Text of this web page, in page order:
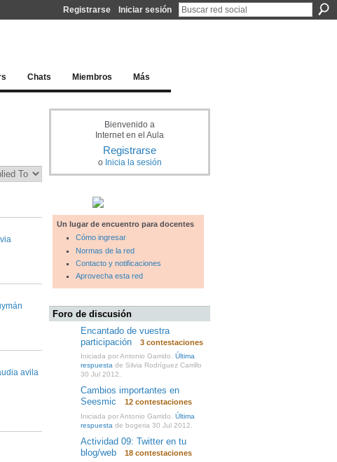
Registrarse Iniciar sesión
Chats Miembros Más
avila
Bienvenido a
Internet en el Aula
Registrarse
o Inicia la sesión
Un lugar de encuentro para docentes
Cómo ingresar
Normas de la red
Contacto y notificaciones
Aprovecha esta red
Foro de discusión
Encantado de vuestra
participación
3 contestaciones
Iniciada por Antonio Garrido. Última
respuesta de Silvia Rodríguez Carrillo
30 Jul 2012.
Cambios importantes en
Seesmic
12 contestaciones
Iniciada por Antonio Garrido. Última
respuesta de bogeria 30 Jul 2012.
Actividad 09: Twitter en tu
blog/web
18 contestaciones